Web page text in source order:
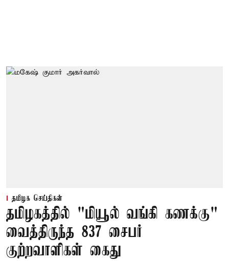
தமிழக செய்திகள்
தமிழகத்தில் "மியூல் வங்கி கணக்கு"
வைத்திருந்த 837 சைபர்
குற்றவாளிகள் கைது